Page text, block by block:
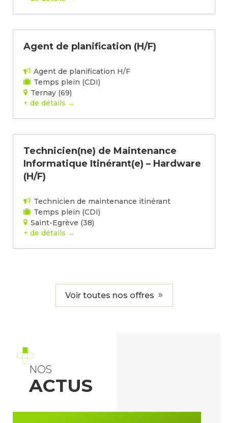
Agent de planification (H/F)
Agent de planification H/F
Temps plein (CDI)
Ternay (69)
+ de détails
Technicien(ne) de Maintenance
Informatique Itinérant(e) – Hardware
(H/F)
Technicien de maintenance itinérant
Temps plein (CDI)
Saint-Egrève (38)
+ de détails
Voir toutes nos offres
NOS
ACTUS